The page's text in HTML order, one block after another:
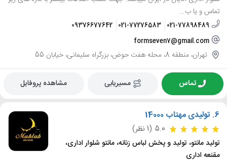
تماس و یا ب...
021-77898489
021-77276583
09376677642
formseven7@gmail.com
تهران، منطقه 8، محله هفت حوض، بزرگراه سلیمانی، خیابان 55
تماس مسیریابی مشاهده پروفایل
6. تولیدی مهتاب 14000
5.0 (1 نظر)
تولید مانتو، تولید و پخش لباس زنانه، مانتو شلوار اداری،
مقنعه اداری